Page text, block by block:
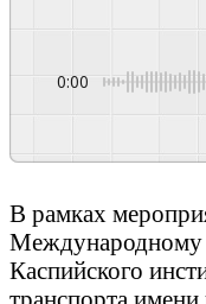
0:00
В рамках
Международному
Каспийского
транспорта